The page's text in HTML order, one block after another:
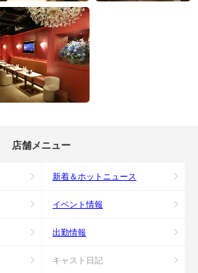
店舗メニュー
新着＆ホットニュース
イベント情報
出勤情報
キャスト日記